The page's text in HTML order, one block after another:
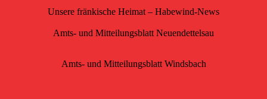
Unsere fränkische Heimat – Habewind-News
Amts- und Mitteilungsblatt Neuendettelsau
Amts- und Mitteilungsblatt Windsbach